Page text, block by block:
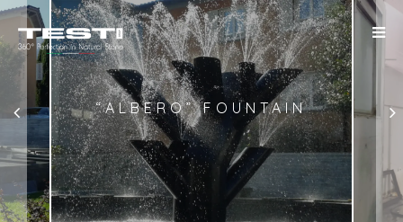
“ALBERO” FOUNTAIN